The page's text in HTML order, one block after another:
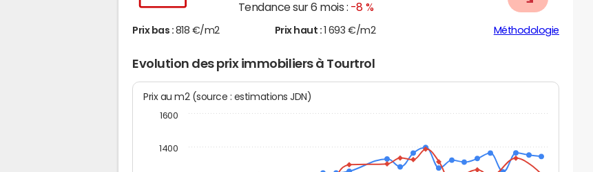
Tendance sur 6 mois : -8 %
Prix bas : 818 €/m2 Prix haut : 1 693 €/m2 Méthodologie
Evolution des prix immobiliers à Tourtrol
Prix au m2 (source : estimations JDN)
1400
1600